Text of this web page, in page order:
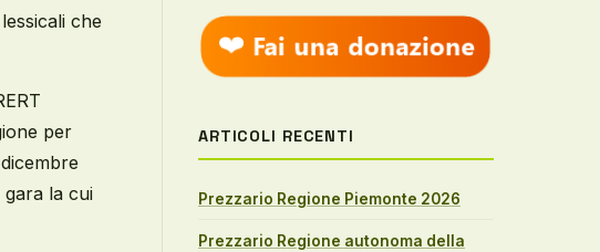
che
per
la cui
ARTICOLI RECENTI
Prezzario Regione Piemonte 2026
Prezzario Regione autonoma della